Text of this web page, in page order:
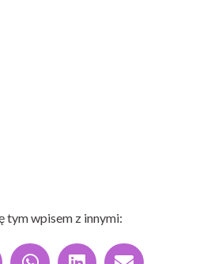
tym wpisem z innymi: